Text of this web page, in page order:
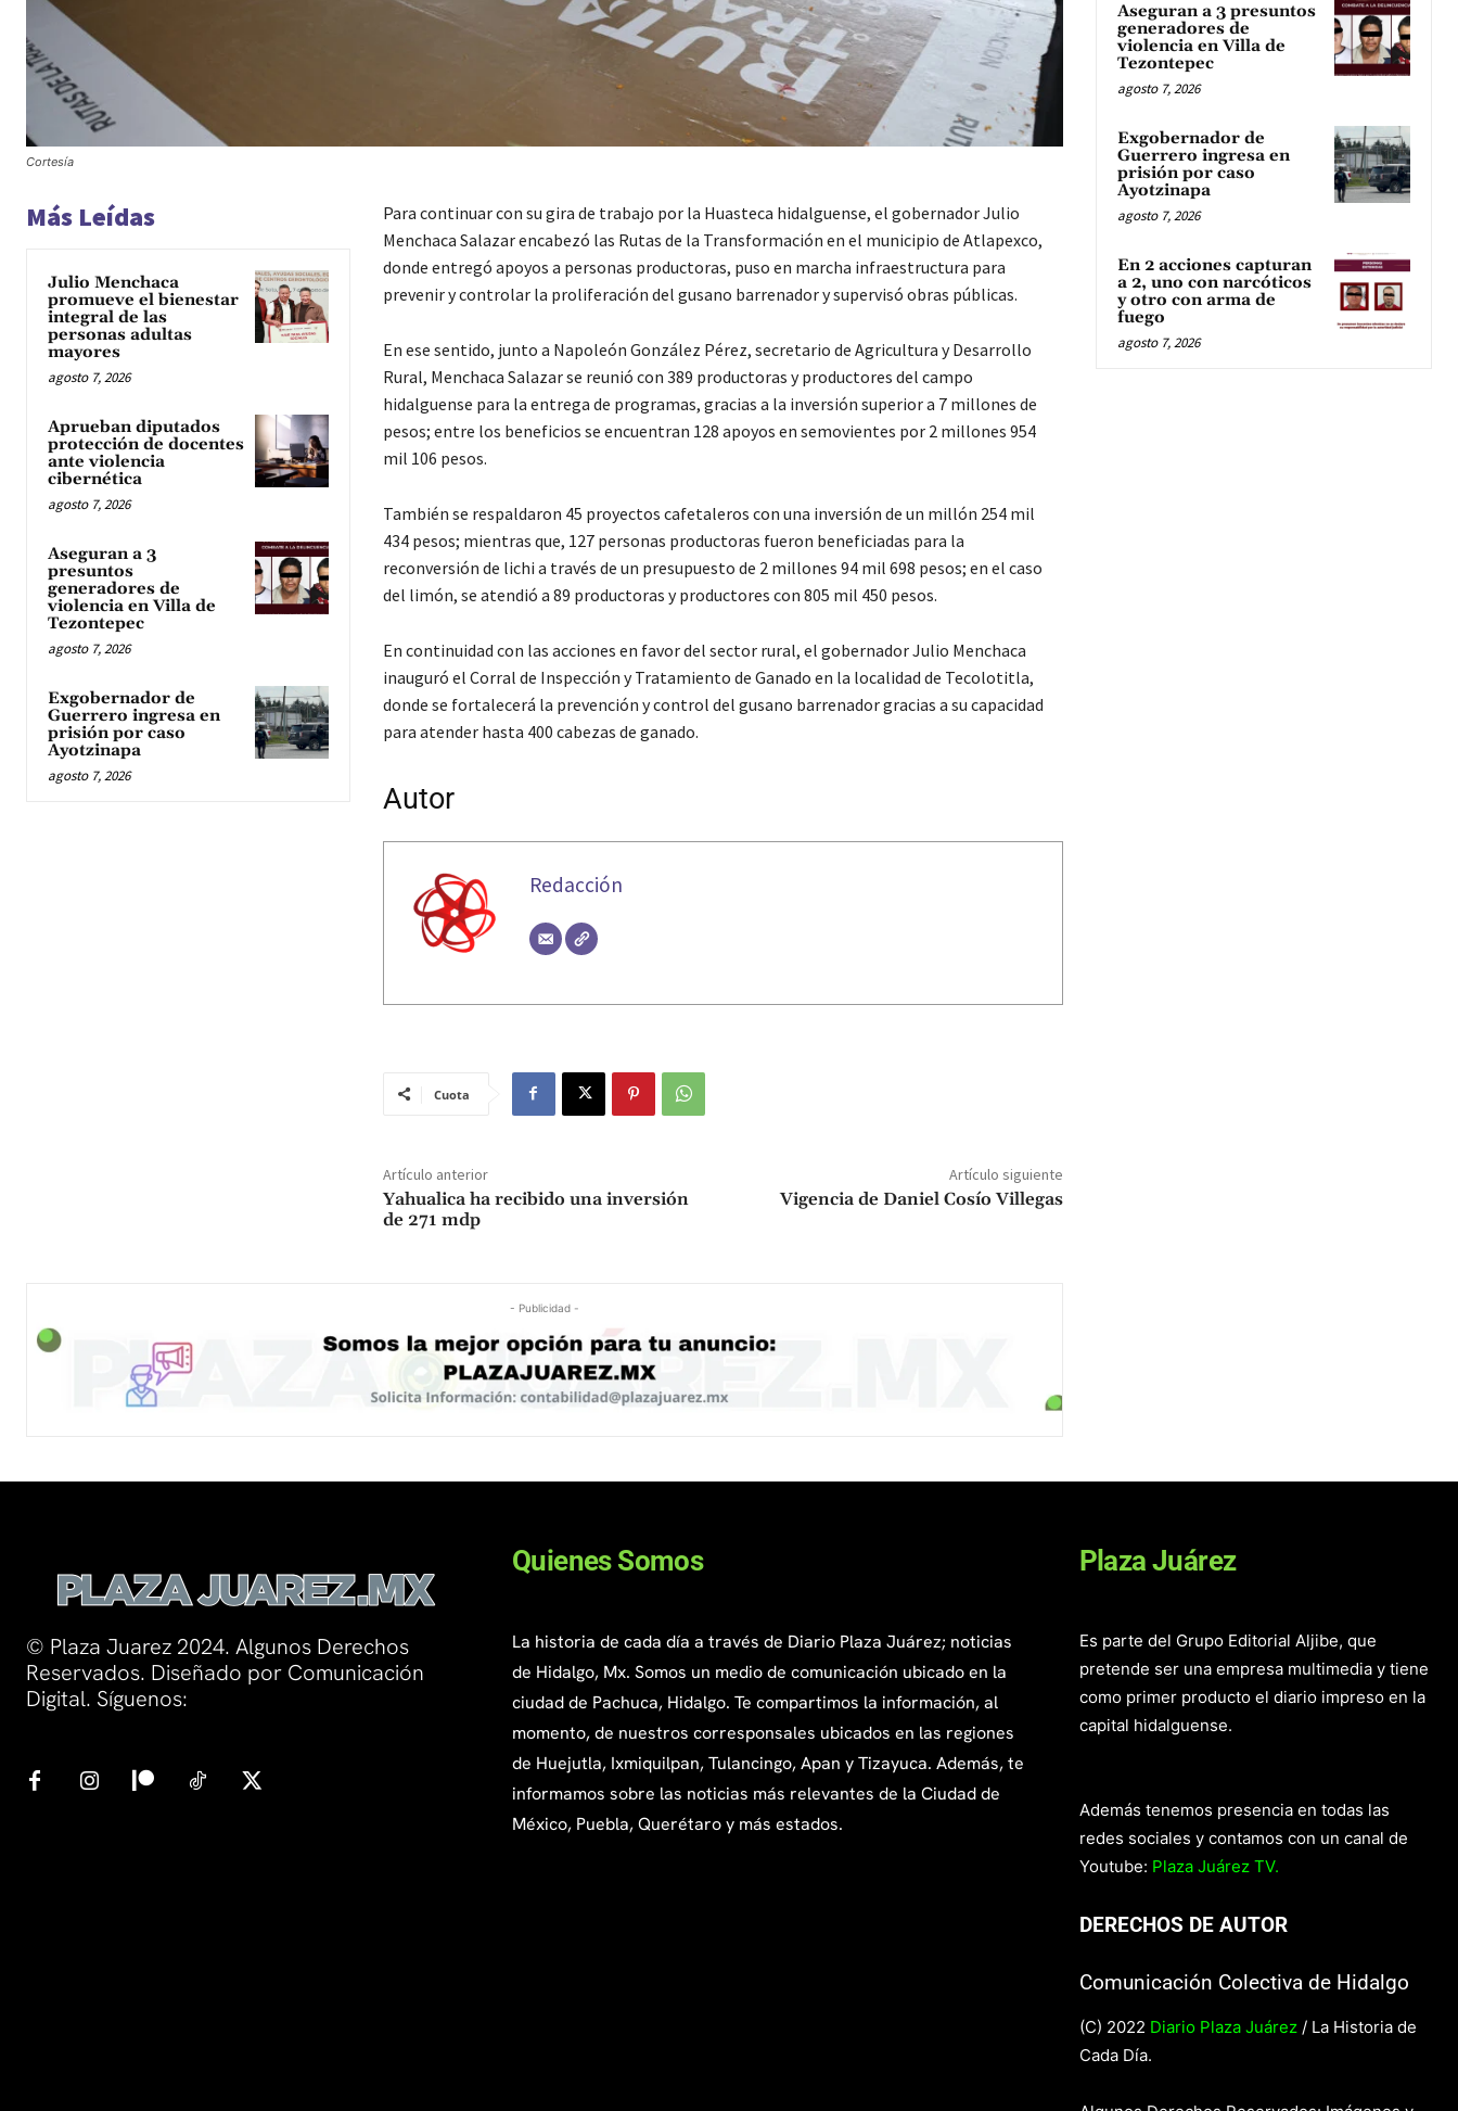
Cortesía
Más Leídas
Julio Menchaca
promueve el bienestar
integral de las
personas adultas
mayores
agosto 7, 2026
Aprueban diputados
protección de docentes
ante violencia
cibernética
agosto 7, 2026
Aseguran a 3
presuntos
generadores de
violencia en Villa de
Tezontepec
agosto 7, 2026
Exgobernador de
Guerrero ingresa en
prisión por caso
Ayotzinapa
agosto 7, 2026
Para continuar con su gira de trabajo por la Huasteca hidalguense, el gobernador Julio
Menchaca Salazar encabezó las Rutas de la Transformación en el municipio de Atlapexco,
donde entregó apoyos a personas productoras, puso en marcha infraestructura para
prevenir y controlar la proliferación del gusano barrenador y supervisó obras públicas.
En ese sentido, junto a Napoleón González Pérez, secretario de Agricultura y Desarrollo
Rural, Menchaca Salazar se reunió con 389 productoras y productores del campo
hidalguense para la entrega de programas, gracias a la inversión superior a 7 millones de
pesos; entre los beneficios se encuentran 128 apoyos en semovientes por 2 millones 954
mil 106 pesos.
También se respaldaron 45 proyectos cafetaleros con una inversión de un millón 254 mil
434 pesos; mientras que, 127 personas productoras fueron beneficiadas para la
reconversión de lichi a través de un presupuesto de 2 millones 94 mil 698 pesos; en el caso
del limón, se atendió a 89 productoras y productores con 805 mil 450 pesos.
En continuidad con las acciones en favor del sector rural, el gobernador Julio Menchaca
inauguró el Corral de Inspección y Tratamiento de Ganado en la localidad de Tecolotitla,
donde se fortalecerá la prevención y control del gusano barrenador gracias a su capacidad
para atender hasta 400 cabezas de ganado.
Autor
Redacción
Cuota
Artículo anterior
Yahualica ha recibido una inversión
de 271 mdp
Artículo siguiente
Vigencia de Daniel Cosío Villegas
- Publicidad -
Aseguran a 3 presuntos
generadores de
violencia en Villa de
Tezontepec
agosto 7, 2026
Exgobernador de
Guerrero ingresa en
prisión por caso
Ayotzinapa
agosto 7, 2026
En 2 acciones capturan
a 2, uno con narcóticos
y otro con arma de
fuego
agosto 7, 2026
© Plaza Juarez 2024. Algunos Derechos
Reservados. Diseñado por Comunicación
Digital. Síguenos:
Quienes Somos
La historia de cada día a través de Diario Plaza Juárez; noticias
de Hidalgo, Mx. Somos un medio de comunicación ubicado en la
ciudad de Pachuca, Hidalgo. Te compartimos la información, al
momento, de nuestros corresponsales ubicados en las regiones
de Huejutla, Ixmiquilpan, Tulancingo, Apan y Tizayuca. Además, te
informamos sobre las noticias más relevantes de la Ciudad de
México, Puebla, Querétaro y más estados.
Plaza Juárez
Es parte del Grupo Editorial Aljibe, que
pretende ser una empresa multimedia y tiene
como primer producto el diario impreso en la
capital hidalguense.
Además tenemos presencia en todas las
redes sociales y contamos con un canal de
Youtube: Plaza Juárez TV.
DERECHOS DE AUTOR
Comunicación Colectiva de Hidalgo
(C) 2022 Diario Plaza Juárez / La Historia de
Cada Día.